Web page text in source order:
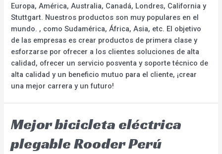
Europa, América, Australia, Canadá, Londres, California y
Stuttgart. Nuestros productos son muy populares en el
mundo. , como Sudamérica, África, Asia, etc. El objetivo
de las empresas es crear productos de primera clase y
esforzarse por ofrecer a los clientes soluciones de alta
calidad, ofrecer un servicio posventa y soporte técnico de
alta calidad y un beneficio mutuo para el cliente, ¡crear
una mejor carrera y un futuro!
Mejor bicicleta eléctrica
plegable Rooder Perú